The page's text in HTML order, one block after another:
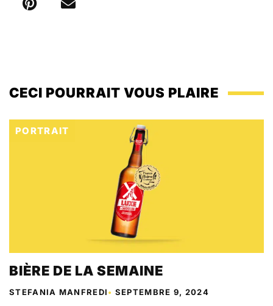
CECI POURRAIT VOUS PLAIRE
PORTRAIT
BIÈRE DE LA SEMAINE
STEFANIA MANFREDI• SEPTEMBRE 9, 2024